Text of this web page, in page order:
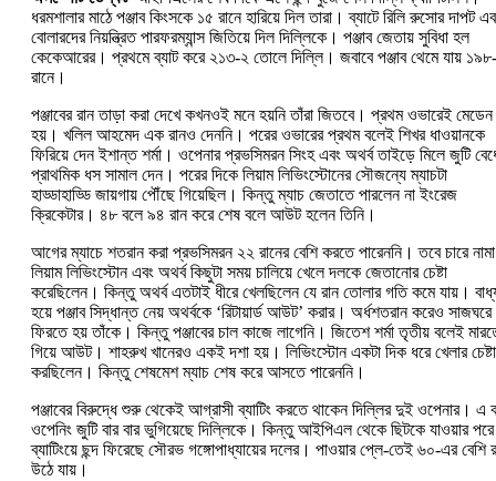
ধরমশালার মাঠে পঞ্জাব কিংসকে ১৫ রানে হারিয়ে দিল তারা। ব্যাটে রিলি রুসোর দাপট
বোলারদের নিয়ন্ত্রিত পারফরম্যান্স জিতিয়ে দিল দিল্লিকে। পঞ্জাব জেতায় সুবিধা হল
কেকেআরের। প্রথমে ব্যাট করে ২১৩-২ তোলে দিল্লি। জবাবে পঞ্জাব থেমে যায়
রানে।
পঞ্জাবের রান তাড়া করা দেখে কখনওই মনে হয়নি তাঁরা জিতবে। প্রথম ওভারেই মেডেন
হয়। খলিল আহমেদ এক রানও দেননি। পরের ওভারের প্রথম বলেই শিখর ধাওয়ানকে
ফিরিয়ে দেন ইশান্ত শর্মা। ওপেনার প্রভসিমরন সিংহ এবং অথর্ব তাইড়ে মিলে জুটি
প্রাথমিক ধস সামাল দেন। পরের দিকে লিয়াম লিভিংস্টোনের সৌজন্যে ম্যাচটা
হাড্ডাহাড্ডি জায়গায় পৌঁছে গিয়েছিল। কিন্তু ম্যাচ জেতাতে পারলেন না ইংরেজ
ক্রিকেটার। ৪৮ বলে ৯৪ রান করে শেষ বলে আউট হলেন তিনি।
আগের ম্যাচে শতরান করা প্রভসিমরন ২২ রানের বেশি করতে পারেননি। তবে চারে নামা
লিয়াম লিভিংস্টোন এবং অথর্ব কিছুটা সময় চালিয়ে খেলে দলকে জেতানোর চেষ্টা
করেছিলেন। কিন্তু অথর্ব এতটাই ধীরে খেলছিলেন যে রান তোলার গতি কমে যায়।
হয়ে পঞ্জাব সিদ্ধান্ত নেয় অথর্বকে ‘রিটায়ার্ড আউট’ করার। অর্ধশতরান করেও সাজঘরে
ফিরতে হয় তাঁকে। কিন্তু পঞ্জাবের চাল কাজে লাগেনি। জিতেশ শর্মা তৃতীয় বলেই
গিয়ে আউট। শাহরুখ খানেরও একই দশা হয়। লিভিংস্টোন একটা দিক ধরে খেলার চেষ্টা
করছিলেন। কিন্তু শেষমেশ ম্যাচ শেষ করে আসতে পারেননি।
পঞ্জাবের বিরুদ্ধে শুরু থেকেই আগ্রাসী ব্যাটিং করতে থাকেন দিল্লির দুই ওপেনার। এ
ওপেনিং জুটি বার বার ভুগিয়েছে দিল্লিকে। কিন্তু আইপিএল থেকে ছিটকে যাওয়ার পরে
ব্যাটিংয়ে ছন্দ ফিরেছে সৌরভ গঙ্গোপাধ্যায়ের দলের। পাওয়ার প্লে-তেই ৬০-এর বেশি
উঠে যায়।